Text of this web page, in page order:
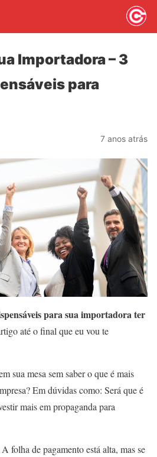
Importadora – 3
para
7 anos atrás
para sua importadora ter
até o final que eu vou te
sua mesa sem saber o que é mais
Em dúvidas como: Será que é
mais em propaganda para
folha de pagamento está alta, mas se